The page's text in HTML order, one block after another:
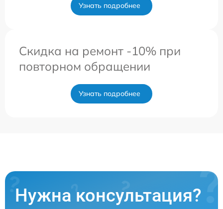
Узнать подробнее
Скидка на ремонт -10% при
повторном обращении
Узнать подробнее
Нужна консультация?